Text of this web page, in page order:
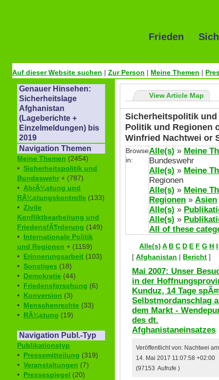
Frieden
Auf dieser Website suchen | Zur Person | Meine Themen |
Genauer Hinsehen:
Sicherheitslage
Afghanistan
(Lageberichte +
Einzelmeldungen) bis
2019
Navigation Themen
Meine Themen (2454)
• Sicherheitspolitik und
Bundeswehr + (787)
• AbrÃ¼stung und
RÃ¼stungskontrolle (133)
• Zivile
Konfliktbearbeitung und
FriedensfÃ¶rderung (149)
• Internationale Politik
und Regionen + (1159)
• Erinnerungsarbeit (103)
• Sonstiges (18)
• Demokratie (44)
• Friedensforschung (6)
• Konversion (3)
• Menschenrechte (33)
• RÃ¼stung (19)
Navigation Publ.-Typ
Publikationstyp
• Pressemitteilung (319)
• Veranstaltungen (7)
• Pressespiegel (20)
View Article Map
Sicherheitspolitik
Politik und Regionen
Winfried Nachtwei or
Browse
in:
Alle(s) » Meine
Bundeswehr
Alle(s) » Meine
Regionen
Alle(s) » Meine
Regionen » Asien
Alle(s) »
Alle(s) »
All of these
Alle(s) A B C D E F G H I
[Afghanistan | Bericht ]
Mai 2007: Unser
in der
Kunduz, 14 Tage
Selbstmordanschlag
dem Markt -
des dt.
Afghanistaneinsatzes
Veröffentlicht von: Nachtwei am
14. Mai 2017 11:07:58 +02:00
(97153 Aufrufe )